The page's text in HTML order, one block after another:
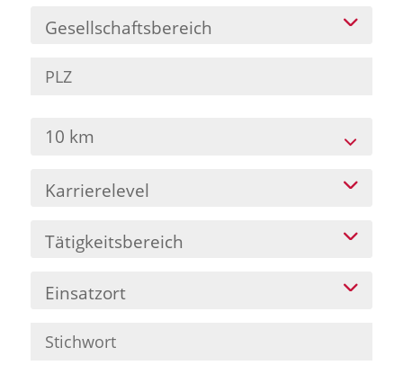
Karriere
Presse
News Archiv
Gesellschaftsbereich
10 km
Karrierelevel
Tätigkeitsbereich
Einsatzort